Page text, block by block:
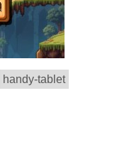
handy-tablet